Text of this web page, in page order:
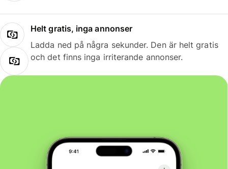
Helt gratis, inga annonser
Ladda ned på några sekunder. Den är helt gratis
och det finns inga irriterande annonser.